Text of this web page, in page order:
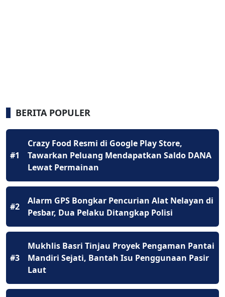
BERITA POPULER
#1
Crazy Food Resmi di Google Play Store,
Tawarkan Peluang Mendapatkan Saldo DANA
Lewat Permainan
#2
Alarm GPS Bongkar Pencurian Alat Nelayan di
Pesbar, Dua Pelaku Ditangkap Polisi
#3
Mukhlis Basri Tinjau Proyek Pengaman Pantai
Mandiri Sejati, Bantah Isu Penggunaan Pasir
Laut